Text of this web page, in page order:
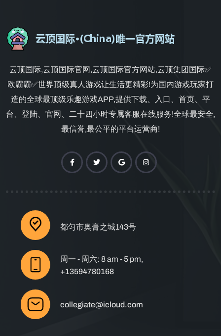
云顶国际,云顶国际官网,云顶国际官方网站,云顶集团国际✅
欧霸霸✅世界顶级真人游戏让生活更精彩!为国内游戏玩家打
造的全球最顶级乐趣游戏APP,提供下载、入口、首页、平
台、登陆、官网、二十四小时专属客服在线服务!全球最安全,
最信誉,最公平的平台运营商!
都匀市奥膏之城143号
周一 - 周六: 8 am - 5 pm,
+13594780168
collegiate@icloud.com